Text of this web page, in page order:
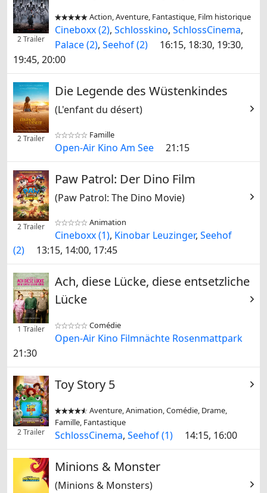
2 Trailer

 Action, Aventure, Fantastique, Film historique
Cineboxx (2), Schlosskino, SchlossCinema,
Palace (2), Seehof (2)
16:15, 18:30, 19:30,
19:45, 20:00
2 Trailer
Die Legende des Wüstenkindes
(L'enfant du désert)

 Famille
Open-Air Kino Am See 21:15
2 Trailer
Paw Patrol: Der Dino Film
(Paw Patrol: The Dino Movie)

 Animation
Cineboxx (1), Kinobar Leuzinger, Seehof
(2)
13:15, 14:00, 17:45
1 Trailer
Ach, diese Lücke, diese entsetzliche
Lücke

 Comédie
Open-Air Kino Filmnächte Rosenmattpark
21:30
2 Trailer
Toy Story 5

 Aventure, Animation, Comédie, Drame,
Famille, Fantastique
SchlossCinema, Seehof (1) 14:15, 16:00
Minions & Monster
(Minions & Monsters)